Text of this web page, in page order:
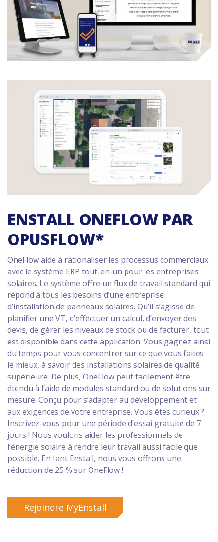
ENSTALL ONEFLOW PAR
OPUSFLOW*
OneFlow aide à rationaliser les processus commerciaux
avec le système ERP tout-en-un pour les entreprises
solaires. Le système offre un flux de travail standard qui
répond à tous les besoins d’une entreprise
d’installation de panneaux solaires. Qu’il s’agisse de
planifier une VT, d’effectuer un calcul, d’envoyer des
devis, de gérer les niveaux de stock ou de facturer, tout
est disponible dans cette application. Vous gagnez ainsi
du temps pour vous concentrer sur ce que vous faites
le mieux, à savoir des installations solaires de qualité
supérieure. De plus, OneFlow peut facilement être
étendu à l’aide de modules standard ou de solutions sur
mesure. Conçu pour s’adapter au développement et
aux exigences de votre entreprise. Vous êtes curieux ?
Inscrivez-vous pour une période d’essai gratuite de 7
jours ! Nous voulons aider les professionnels de
l’énergie solaire à rendre leur travail aussi facile que
possible. En tant Enstall, nous vous offrons une
réduction de 25 % sur OneFlow !
Rejoindre MyEnstall